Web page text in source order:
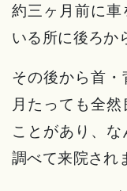
約三ヶ月前に車
いる所に後ろか
その後から首
月たっても全
ことがあり、
調べて来院され